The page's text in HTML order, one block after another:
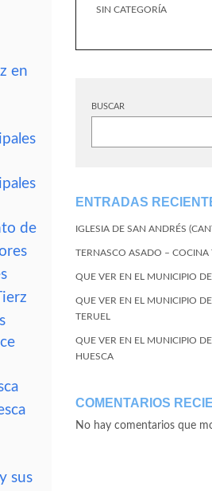
en
de
sus
SIN CATEGORÍA
BUSCAR
ENTRADAS
IGLESIA DE SAN ANDRÉS
TERNASCO ASADO – COCINA
QUE VER EN EL MUNICIPIO
QUE VER EN EL MUNICIPIO
TERUEL
QUE VER EN EL MUNICIPIO
HUESCA
COMENTARIOS
No hay comentarios que